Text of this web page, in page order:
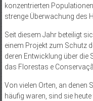
konzentrierten
strenge Überwachung des
Seit diesem Jahr beteiligt
einem Projekt zum Schutz
deren Entwicklung über die
das Florestas e
Von vielen Orten, an denen
häufig waren, sind sie